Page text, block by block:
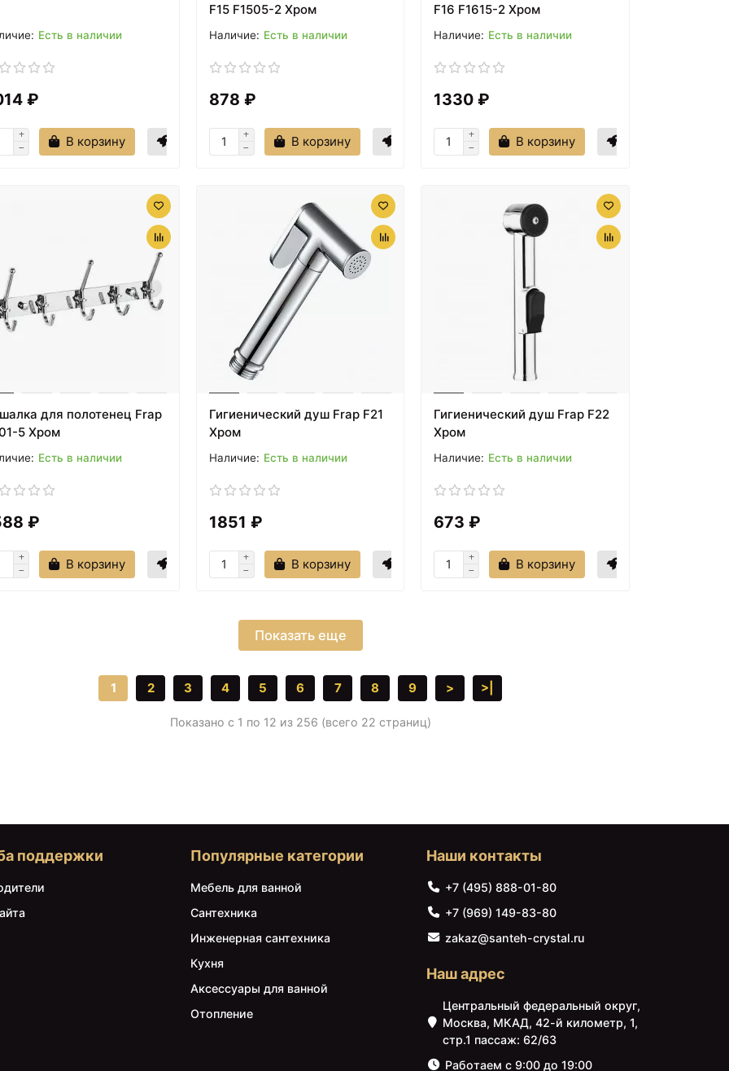
Есть в наличии
₽
В корзину
F15 F1505-2 Хром
Есть в наличии
878 ₽
В корзину
F16 F1615-2 Хром
Есть в наличии
1330 ₽
В корзину
для полотенец Frap
5 Хром
Есть в наличии
₽
В корзину
Гигиенический душ Frap F21
Хром
Есть в наличии
1851 ₽
В корзину
Гигиенический душ Frap F22
Хром
Есть в наличии
673 ₽
В корзину
Показать еще
1 2 3 4 5 6 7 8 9 > >|
Показано с 1 по 12 из 256 (всего 22 страниц)
поддержки Популярные категории
Мебель для ванной
Сантехника
Инженерная сантехника
Кухня
Аксессуары для ванной
Отопление
Наши контакты
+7 (495) 888-01-80
+7 (969) 149-83-80
zakaz@santeh-crystal.ru
Наш адрес
Центральный федеральный округ,
Москва, МКАД, 42-й километр, 1,
стр.1 пассаж: 62/63
Работаем с 9:00 до 19:00